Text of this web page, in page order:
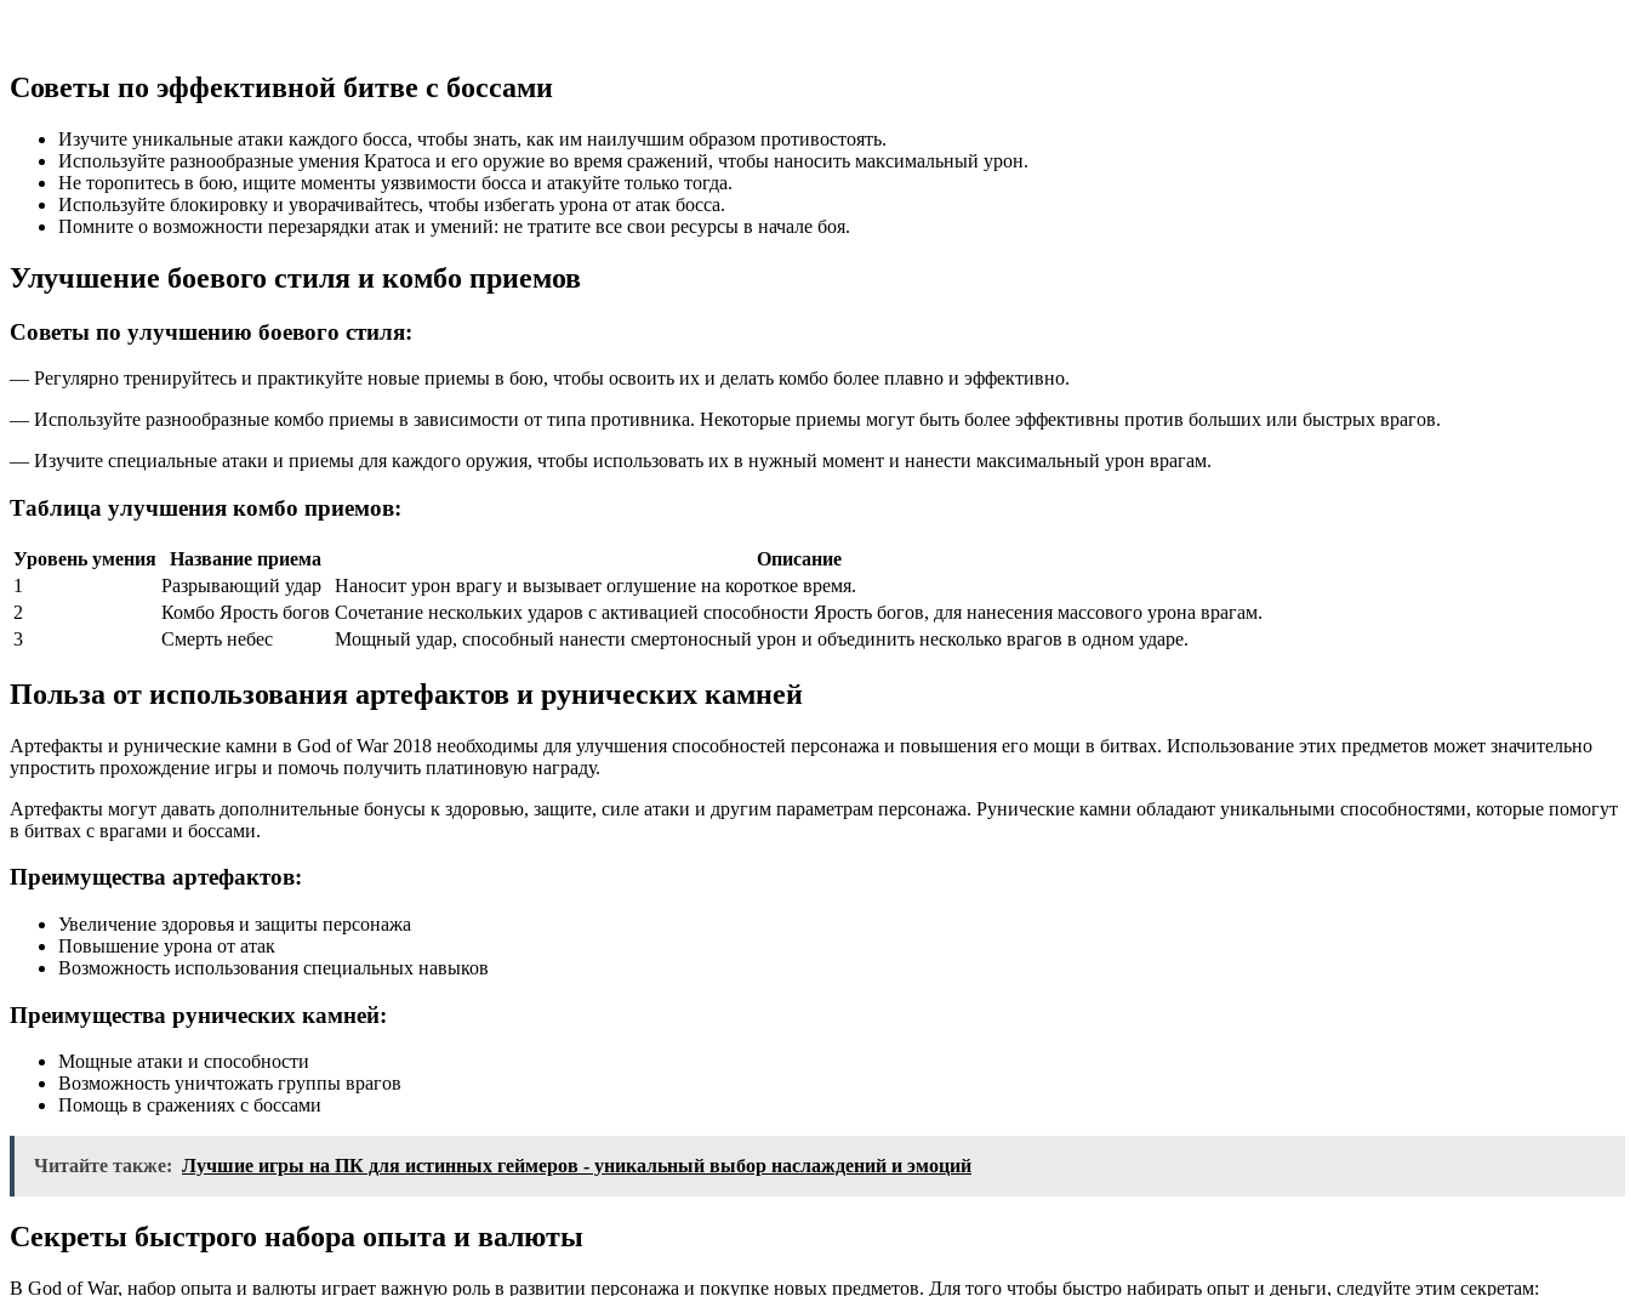
Советы по эффективной битве с боссами
Изучите уникальные атаки каждого босса, чтобы знать, как им наилучшим образом противостоять.
Используйте разнообразные умения Кратоса и его оружие во время сражений, чтобы наносить максимальный урон.
Не торопитесь в бою, ищите моменты уязвимости босса и атакуйте только тогда.
Используйте блокировку и уворачивайтесь, чтобы избегать урона от атак босса.
Помните о возможности перезарядки атак и умений: не тратите все свои ресурсы в начале боя.
Улучшение боевого стиля и комбо приемов
Советы по улучшению боевого стиля:
— Регулярно тренируйтесь и практикуйте новые приемы в бою, чтобы освоить их и делать комбо более плавно и эффективно.
— Используйте разнообразные комбо приемы в зависимости от типа противника. Некоторые приемы могут быть более эффективны против больших или быстрых врагов.
— Изучите специальные атаки и приемы для каждого оружия, чтобы использовать их в нужный момент и нанести максимальный урон врагам.
Таблица улучшения комбо приемов:
Уровень умения Название приема
Описание
1
Разрывающий удар
Наносит урон врагу и вызывает оглушение на короткое время.
2
Комбо Ярость богов Сочетание нескольких ударов с активацией способности Ярость богов, для нанесения массового урона врагам.
3
Смерть небес Мощный удар, способный нанести смертоносный урон и объединить несколько врагов в одном ударе.
Польза от использования артефактов и рунических камней
Артефакты и рунические камни в God of War 2018 необходимы для улучшения способностей персонажа и повышения его мощи в битвах. Использование этих предметов может значительно
упростить прохождение игры и помочь получить платиновую награду.
Артефакты могут давать дополнительные бонусы к здоровью, защите, силе атаки и другим параметрам персонажа. Рунические камни обладают уникальными способностями, которые помогут
в битвах с врагами и боссами.
Преимущества артефактов:
Увеличение здоровья и защиты персонажа
Повышение урона от атак
Возможность использования специальных навыков
Преимущества рунических камней:
Мощные атаки и способности
Возможность уничтожать группы врагов
Помощь в сражениях с боссами
Читайте также: Лучшие игры на ПК для истинных геймеров - уникальный выбор наслаждений и эмоций
Секреты быстрого набора опыта и валюты
В God of War, набор опыта и валюты играет важную роль в развитии персонажа и покупке новых предметов. Для того чтобы быстро набирать опыт и деньги, следуйте этим секретам: